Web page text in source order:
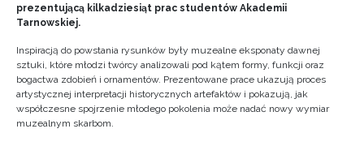
prezentującą kilkadziesiąt prac studentów Akademii
Tarnowskiej.
Inspiracją do powstania rysunków były muzealne eksponaty dawnej
sztuki, które młodzi twórcy analizowali pod kątem formy, funkcji oraz
bogactwa zdobień i ornamentów. Prezentowane prace ukazują proces
artystycznej interpretacji historycznych artefaktów i pokazują, jak
współczesne spojrzenie młodego pokolenia może nadać nowy wymiar
muzealnym skarbom.